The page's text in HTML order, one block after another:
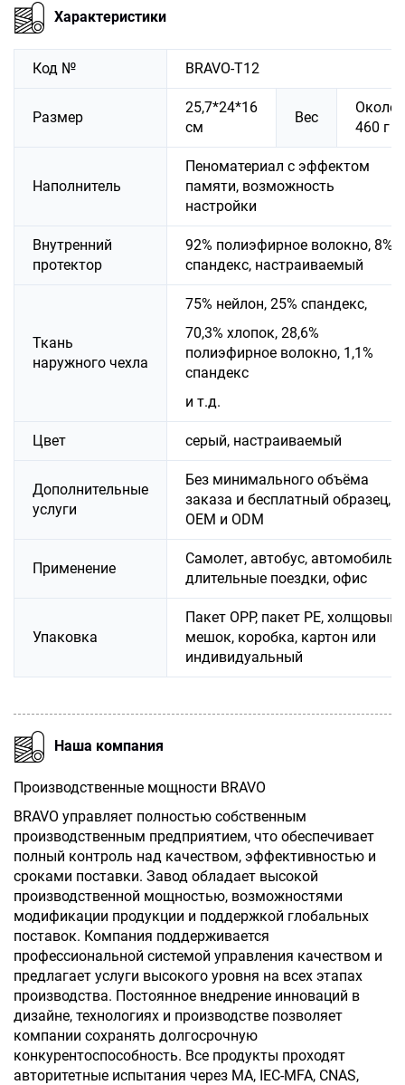
Характеристики
Код № BRAVO-T12
Размер
25,7*24*16
см
Вес
Около
460 г
Наполнитель
Пеноматериал с эффектом
памяти, возможность
настройки
Внутренний
протектор
92% полиэфирное волокно, 8%
спандекс, настраиваемый
Ткань
наружного чехла
75% нейлон, 25% спандекс,
70,3% хлопок, 28,6%
полиэфирное волокно, 1,1%
спандекс
и т.д.
Цвет серый, настраиваемый
Дополнительные
услуги
Без минимального объёма
заказа и бесплатный образец,
OEM и ODM
Применение
Самолет, автобус, автомобиль,
длительные поездки, офис
Упаковка
Пакет OPP, пакет PE, холщовый
мешок, коробка, картон или
индивидуальный
Наша компания
Производственные мощности BRAVO
BRAVO управляет полностью собственным
производственным предприятием, что обеспечивает
полный контроль над качеством, эффективностью и
сроками поставки. Завод обладает высокой
производственной мощностью, возможностями
модификации продукции и поддержкой глобальных
поставок. Компания поддерживается
профессиональной системой управления качеством и
предлагает услуги высокого уровня на всех этапах
производства. Постоянное внедрение инноваций в
дизайне, технологиях и производстве позволяет
компании сохранять долгосрочную
конкурентоспособность. Все продукты проходят
авторитетные испытания через MA, IEC-MFA, CNAS,